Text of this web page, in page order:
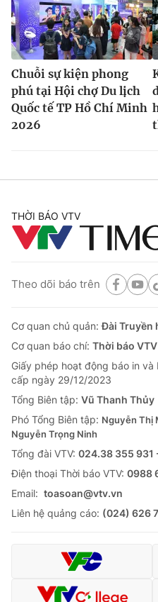
Chuỗi sự kiện phong
phú tại Hội chợ Du lịch
Quốc tế TP Hồ Chí Minh
2026
THỜI BÁO VTV
Theo dõi báo trên
Cơ quan chủ quản:Đài Truyền
Cơ quan báo chí: Thời báo VTV
Giấy phép hoạt động báo in
cấp ngày 29/12/2023
Tổng Biên tập: Vũ Thanh Thủy
Phó Tổng Biên tập: Nguyễn Thị
Nguyễn Trọng Ninh
Tổng đài VTV: 024.38 355 931
Ðiện thoại Thời báo VTV: 0988
Email: toasoan@vtv.vn
Liên hệ quảng cáo: (024) 626